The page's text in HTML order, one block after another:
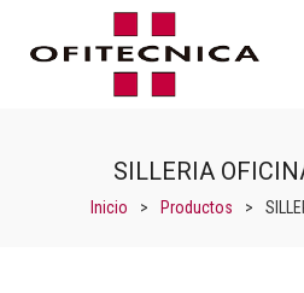
SILLERIA
Inicio > Productos >